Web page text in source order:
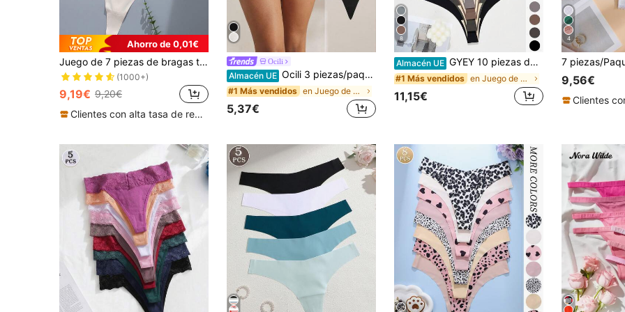
Ahorro de 0,01€
Juego de 7 piezas de bragas tanga sin costuras para mujer, coloridas, sexys y suaves, para traje de baño bikini, regalo de San Valentín, Navidad y Halloween
(1000+)
9,19€ 9,20€
Clientes con alta tasa de repetición
Ocili
Almacén UE Ocili 3 piezas/paquete Mini Tanga sin costuras de talle bajo, Cómodo casual
#1 Más vendidos en Juego de 1 pieza Tangas de mujer
5,37€
8
Almacén UE GYEY 10 piezas de bragas tanga sin costuras para mujer, tonos de color Maillard - Lencería de mezcla de nailon suave y cómoda, tonos marrones y púrpuras, de cintura baja, ajuste elástico, opaco, ropa interior cómoda | Estilo minimalista | Mezcla de nailon elástico, uso diario
#1 Más vendidos en Juego de 10 piezas Tangas de mujer
11,15€
4
9,56€